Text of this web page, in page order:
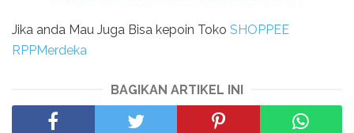
Jika anda Mau Juga Bisa kepoin Toko SHOPPEE
RPPMerdeka
BAGIKAN ARTIKEL INI